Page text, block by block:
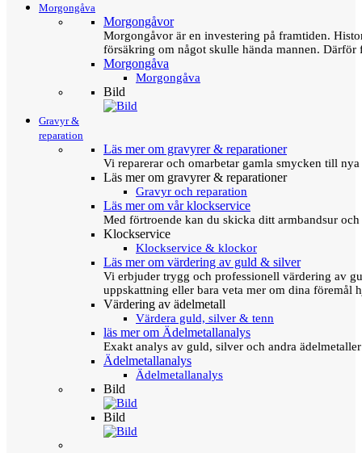
Morgongåva
Morgongåvor
Morgongåvor är en investering på framtiden.
försäkring om något skulle hända mannen.
Morgongåva
Morgongåva
Bild
Gravyr &
reparation
Läs mer om gravyrer & reparationer
Vi reparerar och omarbetar gamla smycken till
Läs mer om gravyrer & reparationer
Gravyr och reparation
Läs mer om vår klockservice
Med förtroende kan du skicka ditt armbandsur
Klockservice
Klockservice & klockor
Läs mer om värdering av guld & silver
Vi erbjuder trygg och professionell värdering av
uppskattning eller bara veta mer om dina föremål
Värdering av ädelmetall
Värdera guld, silver & tenn
läs mer om Ädelmetallanalys
Exakt analys av guld, silver och andra
Ädelmetallanalys
Ädelmetallanalys
Bild
Bild